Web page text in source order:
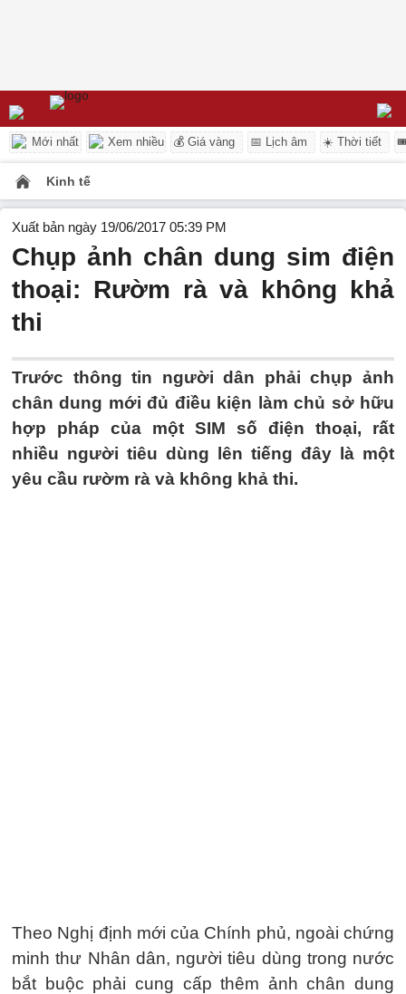
Mới nhất Xem nhiều 💰 Giá vàng 📅 Lịch âm ☀️ Thời tiết
Kinh tế
Xuất bản ngày 19/06/2017 05:39 PM
Chụp ảnh chân dung sim điện
thoại: Rườm rà và không khả
thi
Trước thông tin người dân phải chụp ảnh
chân dung mới đủ điều kiện làm chủ sở hữu
hợp pháp của một SIM số điện thoại, rất
nhiều người tiêu dùng lên tiếng đây là một
yêu cầu rườm rà và không khả thi.
Theo Nghị định mới của Chính phủ, ngoài chứng
minh thư Nhân dân, người tiêu dùng trong nước
bắt buộc phải cung cấp thêm ảnh chân dung